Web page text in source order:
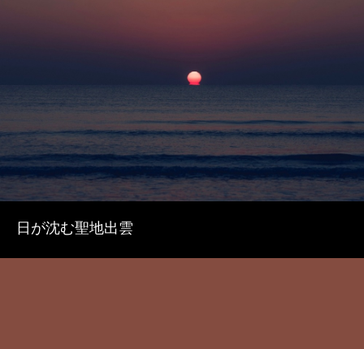
日が沈む聖地出雲